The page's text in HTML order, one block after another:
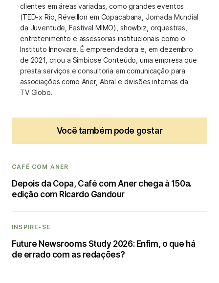
clientes em áreas variadas, como grandes eventos
(TED-x Rio, Réveillon em Copacabana, Jornada Mundial
da Juventude, Festival MIMO), showbiz, orquestras,
entretenimento e assessorias institucionais como o
Instituto Innovare. É empreendedora e, em dezembro
de 2021, criou a Simbiose Conteúdo, uma empresa que
presta serviços e consultoria em comunicação para
associações como Aner, Abral e divisões internas da
TV Globo.
Você também pode gostar
CAFÉ COM ANER
Depois da Copa, Café com Aner chega à 150a.
edição com Ricardo Gandour
INSPIRE-SE
Future Newsrooms Study 2026: Enfim, o que há
de errado com as redações?